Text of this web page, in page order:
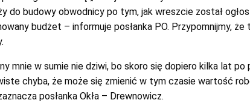
do budowy obwodnicy po tym, jak wreszcie został
budżet – informuje posłanka PO. Przypomnijmy,
mnie w sumie nie dziwi, bo skoro się dopiero kilka lat po
chyba, że może się zmienić w tym czasie wartość
posłanka Okła – Drewnowicz.